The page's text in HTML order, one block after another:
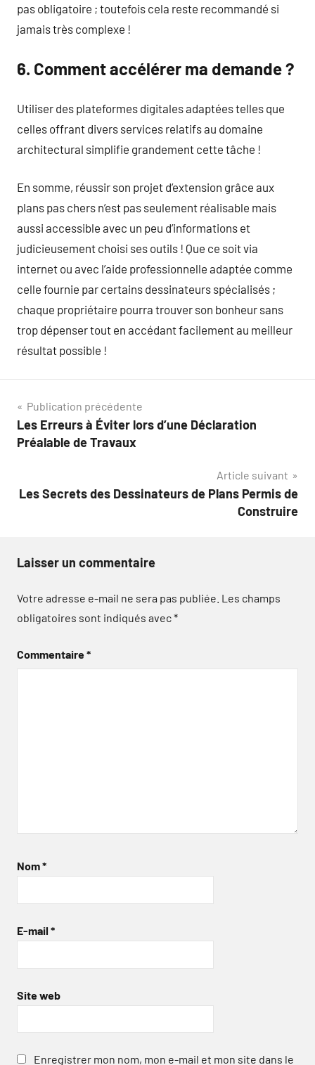
pas obligatoire ; toutefois cela reste recommandé si
jamais très complexe !
6. Comment accélérer ma demande ?
Utiliser des plateformes digitales adaptées telles que
celles offrant divers services relatifs au domaine
architectural simplifie grandement cette tâche !
En somme, réussir son projet d’extension grâce aux
plans pas chers n’est pas seulement réalisable mais
aussi accessible avec un peu d’informations et
judicieusement choisi ses outils ! Que ce soit via
internet ou avec l’aide professionnelle adaptée comme
celle fournie par certains dessinateurs spécialisés ;
chaque propriétaire pourra trouver son bonheur sans
trop dépenser tout en accédant facilement au meilleur
résultat possible !
Navigation
de
Publication précédente
Les Erreurs à Éviter lors d’une Déclaration
Préalable de Travaux
Article suivant
Les Secrets des Dessinateurs de Plans Permis de
Construire
Laisser un commentaire
Votre adresse e-mail ne sera pas publiée. Les champs
obligatoires sont indiqués avec*
Commentaire*
Nom*
E-mail *
Site web
Enregistrer mon nom, mon e-mail et mon site dans le